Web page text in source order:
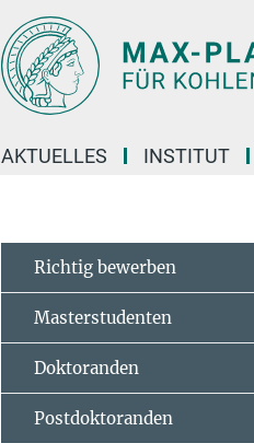
AKTUELLES INSTITUT
Richtig bewerben
Masterstudenten
Doktoranden
Postdoktoranden